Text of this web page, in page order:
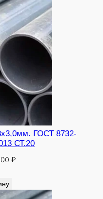
ГОСТ 8732-
СТ.20
₽